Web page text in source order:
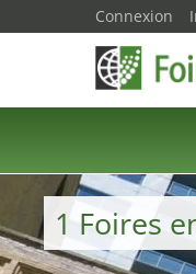
1 Foires
Connexion